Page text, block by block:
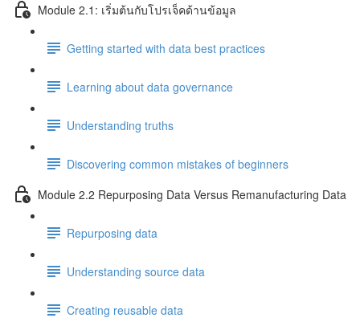
Module 2.1: เริ่มต้นกับโปรเจ็คด้านข้อมูล
Getting started with data best practices
Learning about data governance
Understanding truths
Discovering common mistakes of beginners
Module 2.2 Repurposing Data Versus Remanufacturing Data
Repurposing data
Understanding source data
Creating reusable data